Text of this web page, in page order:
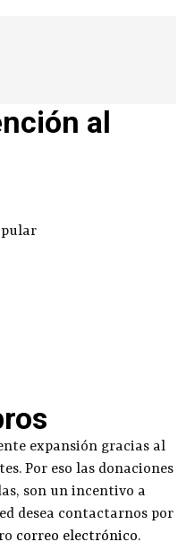
al
expansión gracias al
Por eso las donaciones
son un incentivo a
desea contactarnos por
correo electrónico.